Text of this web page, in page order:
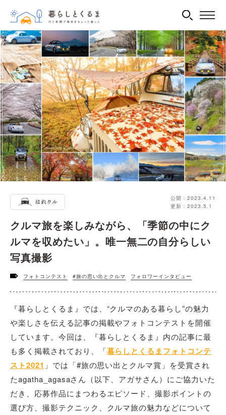
公開：2023.4.11
更新：2023.5.1
クルマ旅を楽しみながら、「季節の中にク
ルマを収めたい」。唯一無二の自分らしい
写真撮影
フォトコンテスト #旅の思い出とクルマ フォロワーインタビュー
『暮らしとくるま』では、“クルマのある暮らし”の魅力
や楽しさを伝える記事の掲載やフォトコンテストを開催
しています。今回は、『暮らしとくるま』内の記事に最
も多く掲載されており、「暮らしとくるまフォトコンテ
スト2021 」では「#旅の思い出とクルマ賞」を受賞され
たagatha_agasaさん（以下、アガサさん）にご協力いた
だき、応募作品にまつわるエピソード、撮影ポイントの
選び方、撮影テクニック、クルマ旅の魅力などについて